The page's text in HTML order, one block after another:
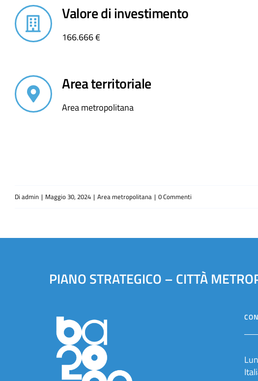
Valore di investimento
166.666 €
Area territoriale
Area metropolitana
Di admin | Maggio 30, 2024 | Area metropolitana | 0 Commenti
PIANO STRATEGICO – CITTÀ